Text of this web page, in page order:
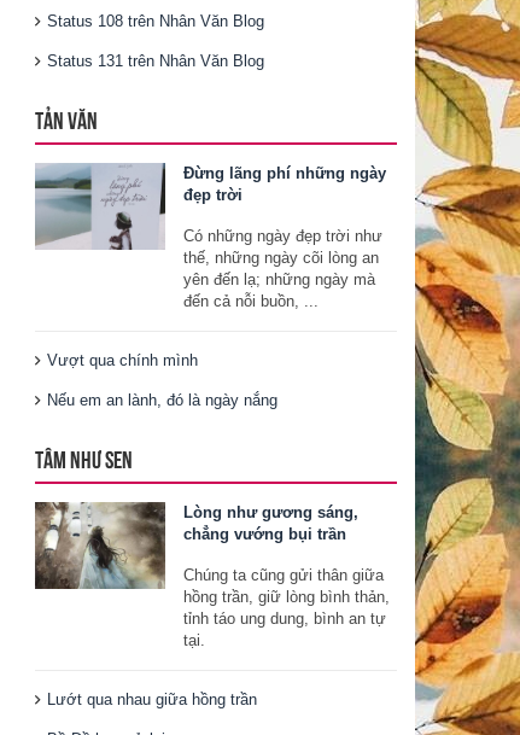
Status 108 trên Nhân Văn Blog
Status 131 trên Nhân Văn Blog
TẢN VĂN
Đừng lãng phí những ngày
đẹp trời
Có những ngày đẹp trời như
thế, những ngày cõi lòng an
yên đến lạ; những ngày mà
đến cả nỗi buồn, ...
Vượt qua chính mình
Nếu em an lành, đó là ngày nắng
TÂM NHƯ SEN
Lòng như gương sáng,
chẳng vướng bụi trần
Chúng ta cũng gửi thân giữa
hồng trần, giữ lòng bình thản,
tỉnh táo ung dung, bình an tự
tại.
Lướt qua nhau giữa hồng trần